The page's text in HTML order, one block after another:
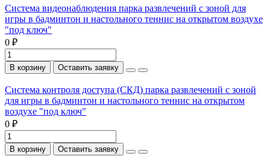
Система видеонаблюдения парка развлечений с зоной для
игры в бадминтон и настольного теннис на открытом воздухе
"под ключ"
0 ₽
В корзину Оставить заявку
Система контроля доступа (СКД) парка развлечений с зоной
для игры в бадминтон и настольного теннис на открытом
воздухе "под ключ"
0 ₽
В корзину Оставить заявку